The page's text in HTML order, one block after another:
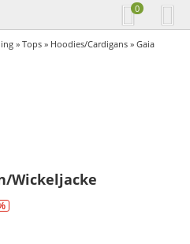
0
»Tops » Hoodies/Cardigans » Gaia
Wickeljacke